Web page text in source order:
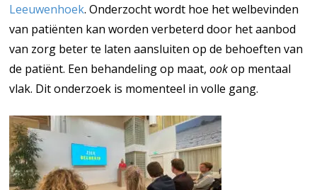
Leeuwenhoek. Onderzocht wordt hoe het welbevinden
van patiënten kan worden verbeterd door het aanbod
van zorg beter te laten aansluiten op de behoeften van
de patiënt. Een behandeling op maat,ookop mentaal
vlak. Dit onderzoek is momenteel in volle gang.